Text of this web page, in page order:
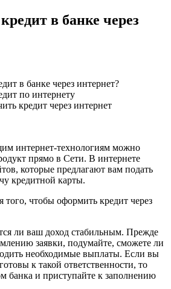
в банке через
в банке через интернет?
по интернету
кредит через интернет
интернет-технологиям можно
прямо в Сети. В интернете
которые предлагают вам подать
кредитной карты.
того, чтобы оформить кредит через
ли ваш доход стабильным. Прежде
заявки, подумайте, сможете ли
необходимые выплаты. Если вы
к такой ответственности, то
банка и приступайте к заполнению